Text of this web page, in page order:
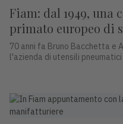
Fiam: dal 1949, una
primato europeo di
70 anni fa Bruno Bacchetta e
l'azienda di utensili pneumatici